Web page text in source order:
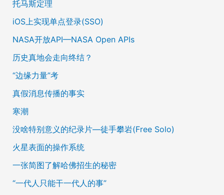
托马斯定理
iOS上实现单点登录(SSO)
NASA开放API—NASA Open APIs
历史真地会走向终结？
“边缘力量”考
真假消息传播的事实
寒潮
没啥特别意义的纪录片—徒手攀岩(Free Solo)
火星表面的操作系统
一张简图了解哈佛招生的秘密
“一代人只能干一代人的事”